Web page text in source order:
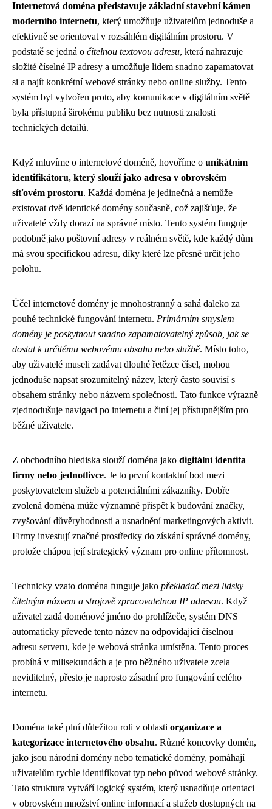
Internetová doména představuje základní stavební kámen
moderního internetu, který umožňuje uživatelům jednoduše a
efektivně se orientovat v rozsáhlém digitálním prostoru. V
podstatě se jedná o čitelnou textovou adresu, která nahrazuje
složité číselné IP adresy a umožňuje lidem snadno zapamatovat
si a najít konkrétní webové stránky nebo online služby. Tento
systém byl vytvořen proto, aby komunikace v digitálním světě
byla přístupná širokému publiku bez nutnosti znalosti
technických detailů.
Když mluvíme o internetové doméně, hovoříme o unikátním
identifikátoru, který slouží jako adresa v obrovském
síťovém prostoru. Každá doména je jedinečná a nemůže
existovat dvě identické domény současně, což zajišťuje, že
uživatelé vždy dorazí na správné místo. Tento systém funguje
podobně jako poštovní adresy v reálném světě, kde každý dům
má svou specifickou adresu, díky které lze přesně určit jeho
polohu.
Účel internetové domény je mnohostranný a sahá daleko za
pouhé technické fungování internetu. Primárním smyslem
domény je poskytnout snadno zapamatovatelný způsob, jak se
dostat k určitému webovému obsahu nebo službě. Místo toho,
aby uživatelé museli zadávat dlouhé řetězce čísel, mohou
jednoduše napsat srozumitelný název, který často souvisí s
obsahem stránky nebo názvem společnosti. Tato funkce výrazně
zjednodušuje navigaci po internetu a činí jej přístupnějším pro
běžné uživatele.
Z obchodního hlediska slouží doména jako digitální identita
firmy nebo jednotlivce. Je to první kontaktní bod mezi
poskytovatelem služeb a potenciálními zákazníky. Dobře
zvolená doména může významně přispět k budování značky,
zvyšování důvěryhodnosti a usnadnění marketingových aktivit.
Firmy investují značné prostředky do získání správné domény,
protože chápou její strategický význam pro online přítomnost.
Technicky vzato doména funguje jako překladač mezi lidsky
čitelným názvem a strojově zpracovatelnou IP adresou. Když
uživatel zadá doménové jméno do prohlížeče, systém DNS
automaticky převede tento název na odpovídající číselnou
adresu serveru, kde je webová stránka umístěna. Tento proces
probíhá v milisekundách a je pro běžného uživatele zcela
neviditelný, přesto je naprosto zásadní pro fungování celého
internetu.
Doména také plní důležitou roli v oblasti organizace a
kategorizace internetového obsahu. Různé koncovky domén,
jako jsou národní domény nebo tematické domény, pomáhají
uživatelům rychle identifikovat typ nebo původ webové stránky.
Tato struktura vytváří logický systém, který usnadňuje orientaci
v obrovském množství online informací a služeb dostupných na